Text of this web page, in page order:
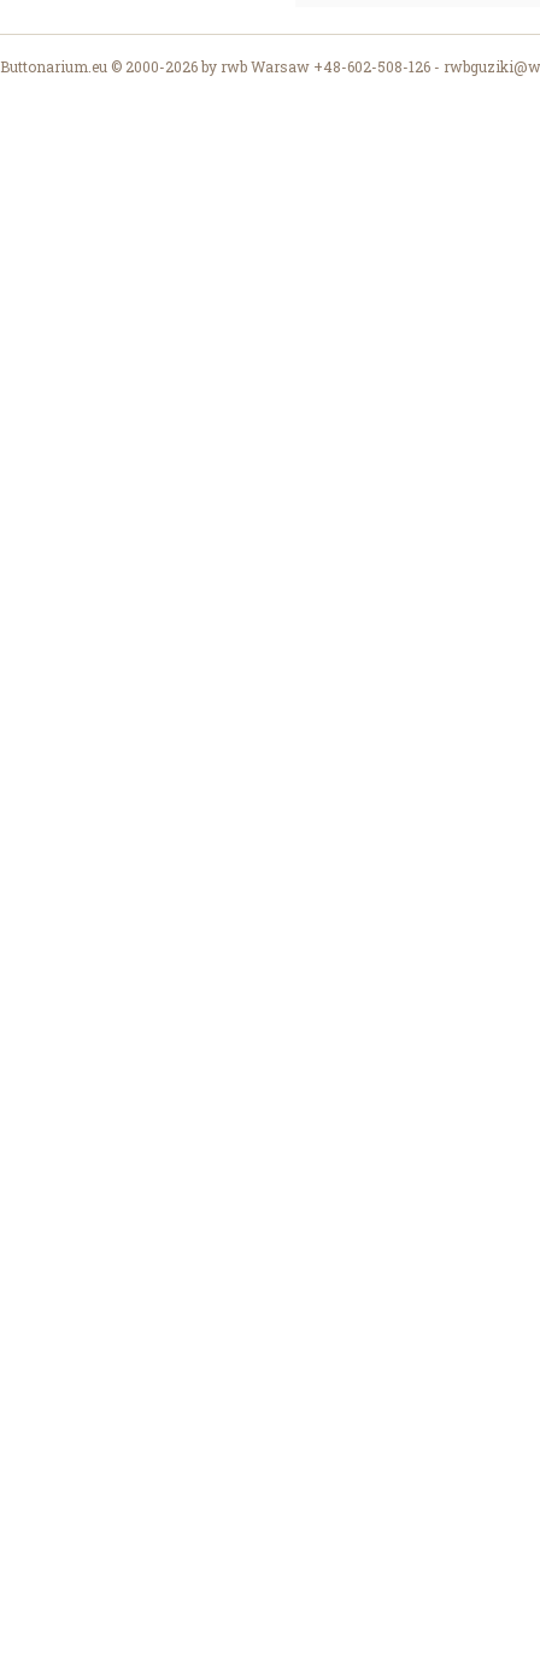
Buttonarium.eu © 2000-2026 by rwb Warsaw +48-602-508-126 -